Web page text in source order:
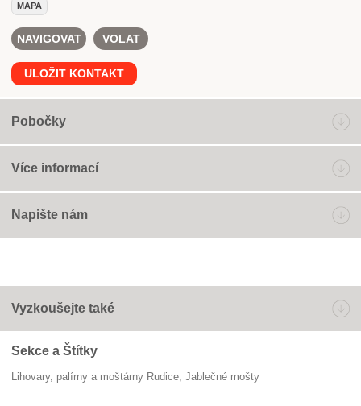
MAPA
NAVIGOVAT VOLAT
ULOŽIT KONTAKT
Pobočky
Více informací
Napište nám
Vyzkoušejte také
Sekce a Štítky
Lihovary, palírny a moštárny Rudice jablečné mošty